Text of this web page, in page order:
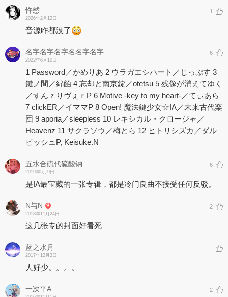
忤慭
2026年2月12日
1
音源咋都没了
名字名字名字名名字名字
2022年6月10日
6
1 Password／かめりあ 2 ウラガエシハート／じっぷす 3
鍵ノ間／綿飴 4 忘却と南京錠／otetsu 5 残像が消えてゆく
／すんｚりヴぇｒP 6 Motive -key to my heart-／てぃあら
7 clickER／イママP 8 Open! 魔法鍵少女☆IA／未来古代楽
団 9 aporia／sleepless 10 レキシカル・クロージャ／
Heavenz 11 サクラソウ／梅とら 12 ヒトリシズカ／ダル
ビッシュP, Keisuke.N
五水合硫代硫酸钠
2019年5月9日
6
是IA最宝藏的一张专辑，都是冷门良曲不接受任何反驳。
N与N
2018年11月24日
2
这几张专的封面好看死
蓝之水月
2017年12月3日
人好少。。。。
一次平A 2